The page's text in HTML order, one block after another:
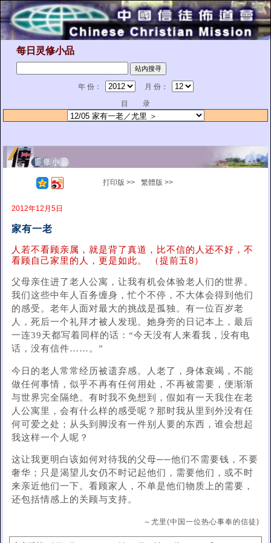
每日灵修小品
年 份：
月 份：
目 录
打印版 >> 繁體版 >>
2012年12月5日
家有一老
人若不看顾亲属，就是背了真道，比不信的人还不好，不
看顾自己家里的人，更是如此。 （提前五8）
父母亲住进了老人公寓，让我有机会体验老人们的世界。
我们这些中年人百务缠身，忙个不停，不大体会得到他们
的感受。老年人面对最大的挑战是孤独。有一位百岁老
人，死后一个礼拜才被人发现。她身旁的日记本上，最后
一连39天都写着同样的话：“今天没有人来看我，没有电
话，没有信件……。”
今日的老人常常经历被遗弃感。人老了，身体衰竭，不能
做任何事情，似乎不再有任何用处，不再被需要，便渐渐
与世界完全隔绝。有时我不免想到，假如有一天我住在老
人公寓里，会有什么样的感受呢？那时我从里到外没有任
何可爱之处；从头到脚没有一件别人要的东西，谁会想起
我这样一个人呢？
这让我更明白该如何对待我的父母──他们不需要钱，不要
奢华；只是渴望儿女仍不时记起他们，需要他们，或不时
来亲近他们一下。看顾家人，不单是他们物质上的需要，
还包括情感上的关顾与支持。
～尤里(中国一位热心事奉的信徒)